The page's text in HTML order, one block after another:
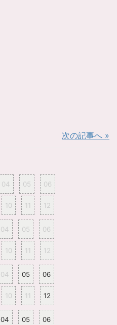
次の記事へ »
04 05 06
10 11 12
04 05 06
10 11 12
04 05 06
10 11 12
04 05 06